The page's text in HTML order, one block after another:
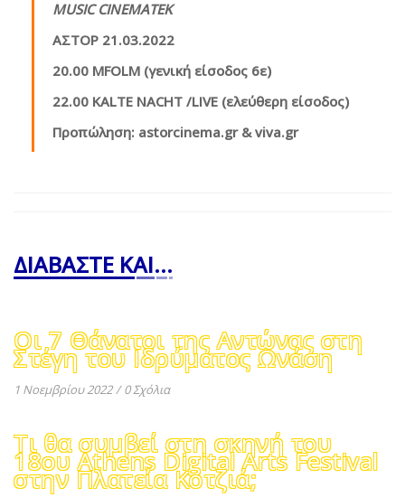
MUSIC CINEMATEK
ΑΣΤΟΡ 21.03.2022
20.00 MFOLM (γενική είσοδος 6ε)
22.00 KALTE NACHT /LIVE (ελεύθερη είσοδος)
Προπώληση: astorcinema.gr & viva.gr
ΔΙΑΒΑΣΤΕ ΚΑΙ...
Οι 7 Θάνατοι της Αντώνας στη
Στέγη του Ιδρύματος Ωνάση
1 Νοεμβρίου 2022 / 0 Σχόλια
Τι θα συμβεί στη σκηνή του
18ου Athens Digital Arts Festival
στην Πλατεία Κοτζιά;